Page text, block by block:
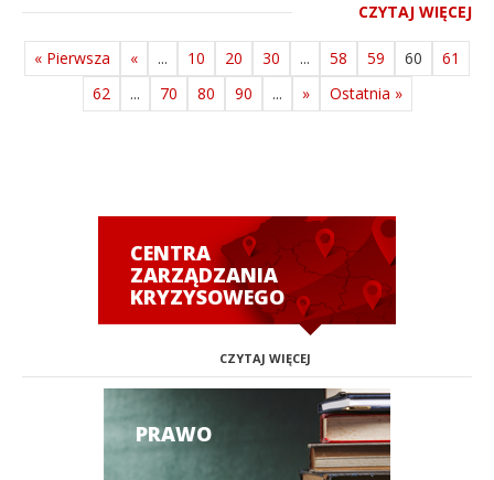
CZYTAJ WIĘCEJ
« Pierwsza « ... 10 20 30 ... 58 59 60
61
62
... 70 80 90 ... » Ostatnia »
CENTRA
ZARZĄDZANIA
KRYZYSOWEGO
CZYTAJ WIĘCEJ
PRAWO